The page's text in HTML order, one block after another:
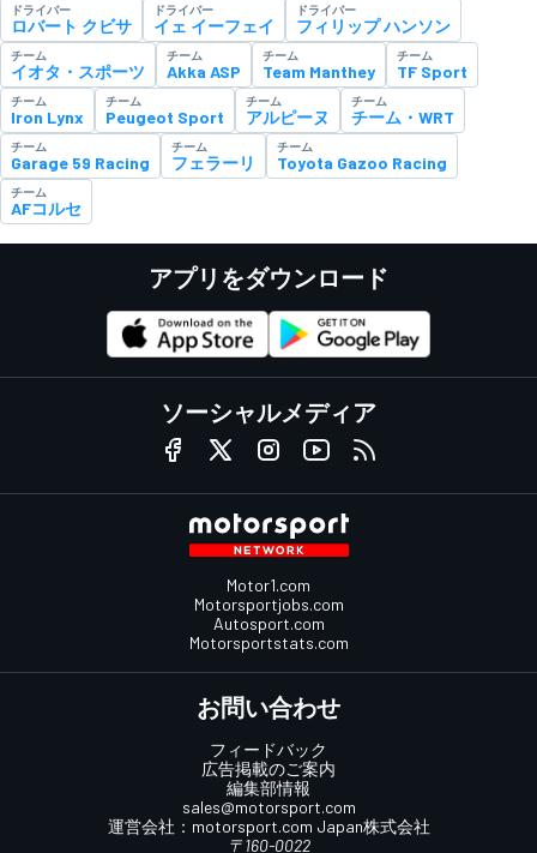
ドライバー
ロバート クビサ
ドライバー
イェ イーフェイ
ドライバー
フィリップ ハンソン
チーム
イオタ・スポーツ
チーム
Akka ASP
チーム
Team Manthey
チーム
TF Sport
チーム
Iron Lynx
チーム
Peugeot Sport
チーム
アルピーヌ
チーム
チーム・WRT
チーム
Garage 59 Racing
チーム
フェラーリ
チーム
Toyota Gazoo Racing
チーム
AFコルセ
アプリをダウンロード
ソーシャルメディア
Motor1.com
Motorsportjobs.com
Autosport.com
Motorsportstats.com
お問い合わせ
フィードバック
広告掲載のご案内
編集部情報
sales@motorsport.com
運営会社： motorsport.com Japan株式会社
〒160-0022